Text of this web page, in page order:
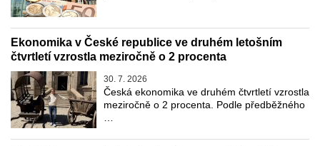
Ekonomika v České republice ve druhém letošním
čtvrtletí vzrostla meziročně o 2 procenta
30. 7. 2026
Česká ekonomika ve druhém čtvrtletí vzrostla
meziročně o 2 procenta. Podle předběžného